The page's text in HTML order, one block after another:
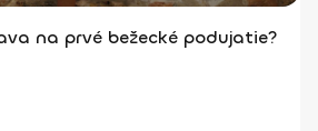
na prvé bežecké podujatie?